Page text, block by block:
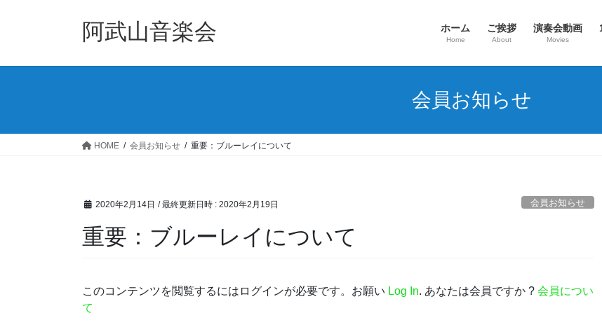
阿武山音楽会 ホーム
Home
ご挨拶
About
演奏会動画
Movies
会員お知らせ
HOME 会員お知らせ 重要：ブルーレイについて
2020年2月14日 / 最終更新日時 : 2020年2月19日 会員お知らせ
重要：ブルーレイについて
このコンテンツを閲覧するにはログインが必要です。お願い Log In. あなたは会員ですか ? 会員につい
て